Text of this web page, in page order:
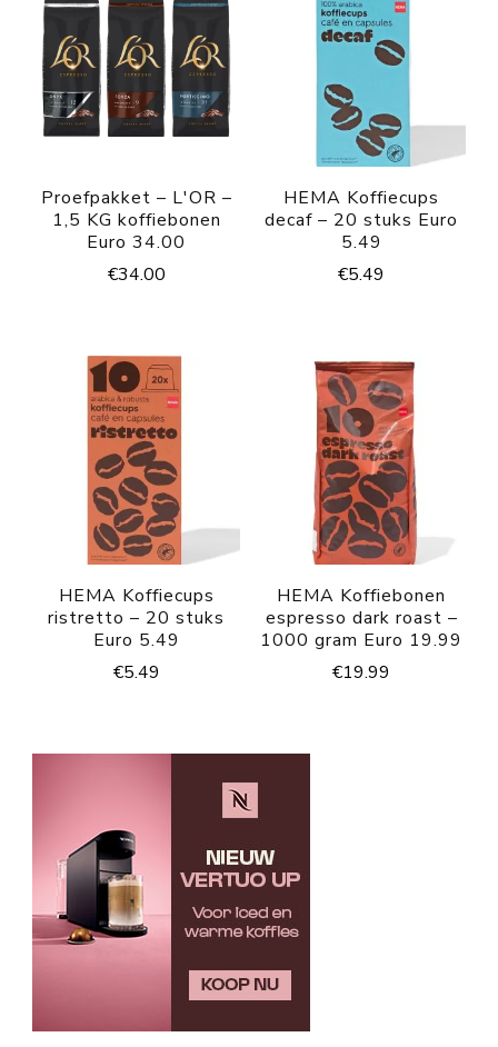
Proefpakket – L'OR –
1,5 KG koffiebonen
Euro 34.00
€34.00
HEMA Koffiecups
decaf – 20 stuks Euro
5.49
€5.49
HEMA Koffiecups
ristretto – 20 stuks
Euro 5.49
€5.49
HEMA Koffiebonen
espresso dark roast –
1000 gram Euro 19.99
€19.99